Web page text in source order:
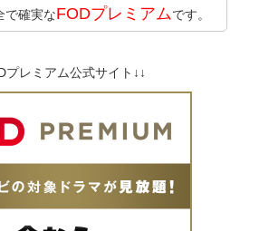
で確実なFODプレミアムです。
プレミアム公式サイト↓↓